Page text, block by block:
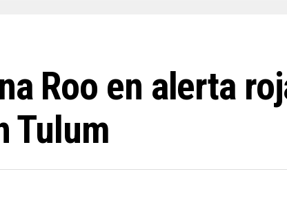
Roo en alerta
Tulum